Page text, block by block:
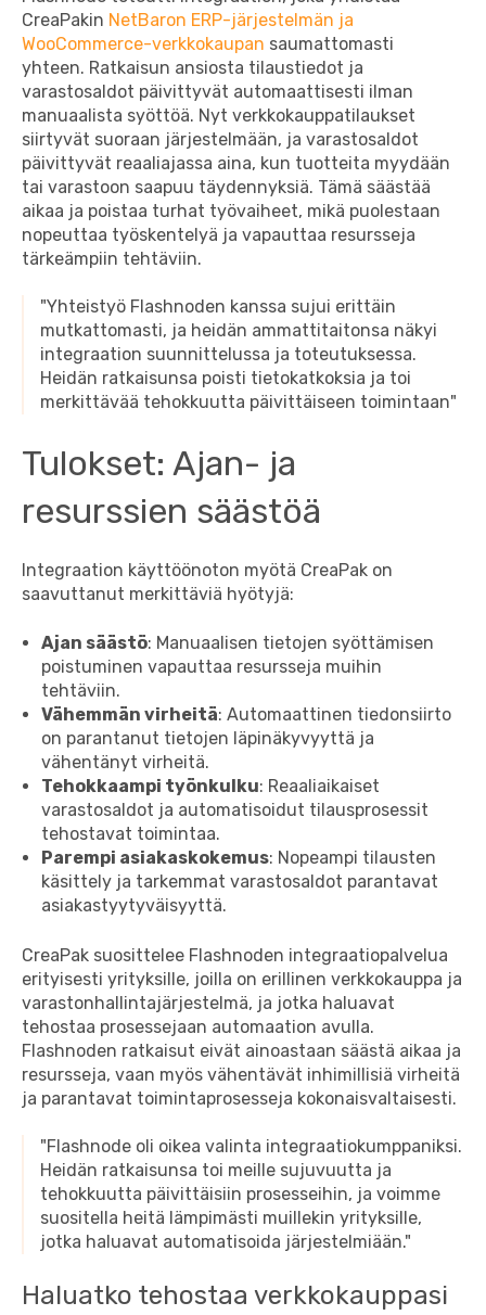
CreaPakin NetBaron ERP-järjestelmän ja
WooCommerce-verkkokaupan saumattomasti
yhteen. Ratkaisun ansiosta tilaustiedot ja
varastosaldot päivittyvät automaattisesti ilman
manuaalista syöttöä. Nyt verkkokauppatilaukset
siirtyvät suoraan järjestelmään, ja varastosaldot
päivittyvät reaaliajassa aina, kun tuotteita myydään
tai varastoon saapuu täydennyksiä. Tämä säästää
aikaa ja poistaa turhat työvaiheet, mikä puolestaan
nopeuttaa työskentelyä ja vapauttaa resursseja
tärkeämpiin tehtäviin.
"Yhteistyö Flashnoden kanssa sujui erittäin
mutkattomasti, ja heidän ammattitaitonsa näkyi
integraation suunnittelussa ja toteutuksessa.
Heidän ratkaisunsa poisti tietokatkoksia ja toi
merkittävää tehokkuutta päivittäiseen toimintaan"
Tulokset: Ajan- ja
resurssien säästöä
Integraation käyttöönoton myötä CreaPak on
saavuttanut merkittäviä hyötyjä:
Ajan säästö: Manuaalisen tietojen syöttämisen
poistuminen vapauttaa resursseja muihin
tehtäviin.
Vähemmän virheitä: Automaattinen tiedonsiirto
on parantanut tietojen läpinäkyvyyttä ja
vähentänyt virheitä.
Tehokkaampi työnkulku: Reaaliaikaiset
varastosaldot ja automatisoidut tilausprosessit
tehostavat toimintaa.
Parempi asiakaskokemus: Nopeampi tilausten
käsittely ja tarkemmat varastosaldot parantavat
asiakastyytyväisyyttä.
CreaPak suosittelee Flashnoden integraatiopalvelua
erityisesti yrityksille, joilla on erillinen verkkokauppa ja
varastonhallintajärjestelmä, ja jotka haluavat
tehostaa prosessejaan automaation avulla.
Flashnoden ratkaisut eivät ainoastaan säästä aikaa ja
resursseja, vaan myös vähentävät inhimillisiä virheitä
ja parantavat toimintaprosesseja kokonaisvaltaisesti.
"Flashnode oli oikea valinta integraatiokumppaniksi.
Heidän ratkaisunsa toi meille sujuvuutta ja
tehokkuutta päivittäisiin prosesseihin, ja voimme
suositella heitä lämpimästi muillekin yrityksille,
jotka haluavat automatisoida järjestelmiään."
Haluatko tehostaa verkkokauppasi